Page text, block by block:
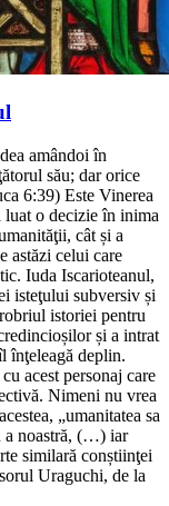
amândoi în
său; dar orice
6:39) Este Vinerea
luat o decizie în inima
cât și a
astăzi celui care
Iuda Iscarioteanul,
isteţului subversiv și
istoriei pentru
și a intrat
înţeleagă deplin.
acest personaj care
Nimeni nu vrea
„umanitatea sa
a noastră, (…) iar
similară conștiinţei
Uraguchi, de la